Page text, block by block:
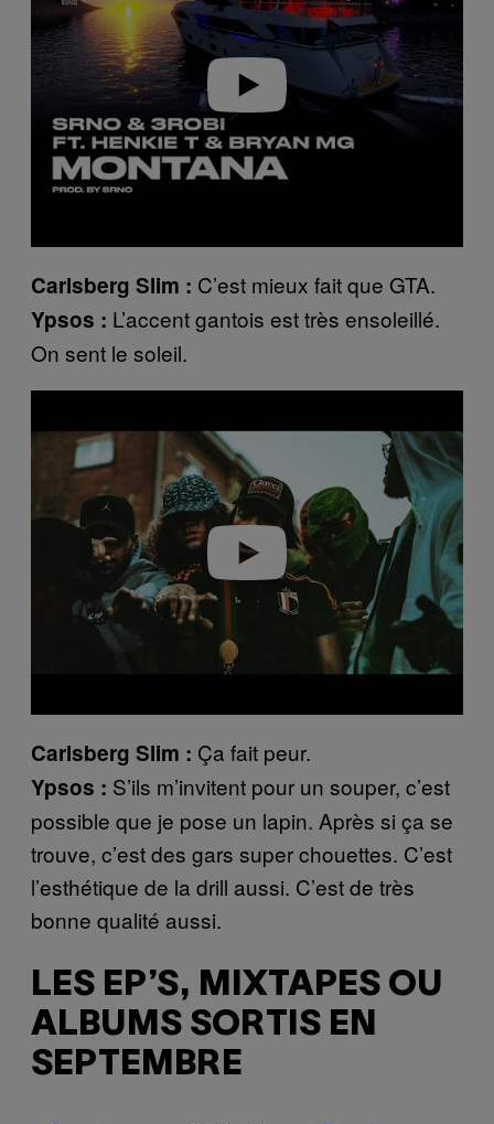
e
Carlsberg Slim : C’est mieux fait que GTA.
Ypsos : L’accent gantois est très ensoleillé.
On sent le soleil.
a
Carlsberg Slim : Ça fait peur.
Ypsos : S’ils m’invitent pour un souper, c’est
possible que je pose un lapin. Après si ça se
trouve, c’est des gars super chouettes. C’est
l’esthétique de la drill aussi. C’est de très
bonne qualité aussi.
LES EP’S, MIXTAPES OU
ALBUMS SORTIS EN
SEPTEMBRE